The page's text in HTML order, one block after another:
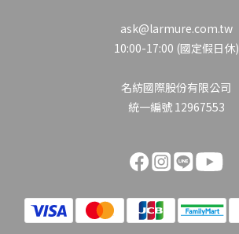
ask@larmure.com.tw
10:00-17:00 (國定假日休)
名紡國際股份有限公司
統一編號 12967553